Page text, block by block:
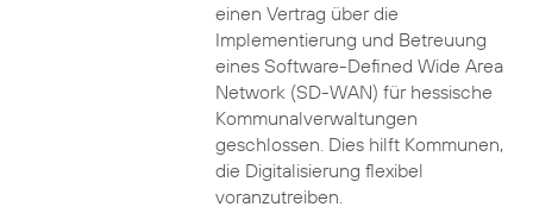
einen Vertrag über die
Implementierung und Betreuung
eines Software-Defined Wide Area
Network (SD-WAN) für hessische
Kommunalverwaltungen
geschlossen. Dies hilft Kommunen,
die Digitalisierung flexibel
voranzutreiben.